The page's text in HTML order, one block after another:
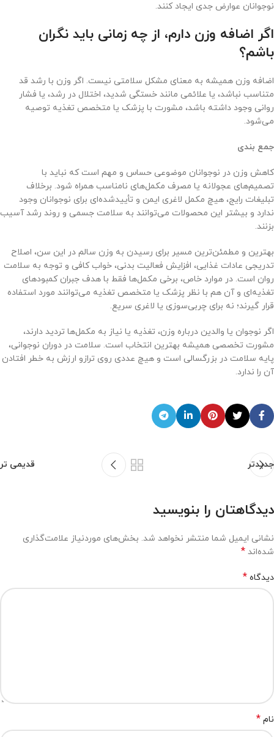
نوجوانان عوارض جدی ایجاد کنند.
اگر اضافه وزن دارم، از چه زمانی باید نگران
باشم؟
اضافه وزن همیشه به معنای مشکل سلامتی نیست. اگر وزن با رشد قد
متناسب نباشد، یا علائمی مانند خستگی شدید، اختلال در رشد، یا فشار
روانی وجود داشته باشد، مشورت با پزشک یا متخصص تغذیه توصیه
می‌شود.
جمع بندی
کاهش وزن در نوجوانان موضوعی حساس و مهم است که نباید با
تصمیم‌های عجولانه یا مصرف مکمل‌های نامناسب همراه شود. برخلاف
تبلیغات رایج، هیچ مکمل لاغری ایمن و تأییدشده‌ای برای نوجوانان وجود
ندارد و بیشتر این محصولات می‌توانند به سلامت جسمی و روند رشد آسیب
بزنند.
بهترین و مطمئن‌ترین مسیر برای رسیدن به وزن سالم در این سن، اصلاح
تدریجی عادات غذایی، افزایش فعالیت بدنی، خواب کافی و توجه به سلامت
روان است. در موارد خاص، برخی مکمل‌ها فقط با هدف جبران کمبودهای
تغذیه‌ای و آن هم با نظر پزشک یا متخصص تغذیه می‌توانند مورد استفاده
قرار گیرند؛ نه برای چربی‌سوزی یا لاغری سریع.
اگر نوجوان یا والدین درباره وزن، تغذیه یا نیاز به مکمل‌ها تردید دارند،
مشورت تخصصی همیشه بهترین انتخاب است. سلامت در دوران نوجوانی،
پایه سلامت در بزرگسالی است و هیچ عددی روی ترازو ارزش به خطر افتادن
آن را ندارد.
جدیدتر قدیمی تر
دیدگاهتان را بنویسید
نشانی ایمیل شما منتشر نخواهد شد. بخش‌های موردنیاز علامت‌گذاری
شده‌اند *
دیدگاه *
نام *